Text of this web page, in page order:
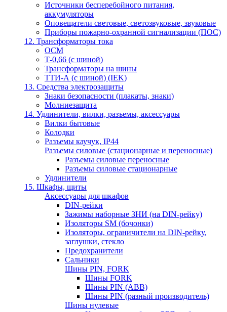
Источники бесперебойного питания,
аккумуляторы
Оповещатели световые, светозвуковые, звуковые
Приборы пожарно-охранной сигнализации (ПОС)
12. Трансформаторы тока
ОСМ
Т-0,66 (с шиной)
Трансформаторы на шины
ТТИ-А (с шиной) (IEK)
13. Средства электрозащиты
Знаки безопасности (плакаты, знаки)
Молниезащита
14. Удлинители, вилки, разъемы, аксессуары
Вилки бытовые
Колодки
Разъемы каучук, IP44
Разъемы силовые (стационарные и переносные)
Разъемы силовые переносные
Разъемы силовые стационарные
Удлинители
15. Шкафы, щиты
Аксессуары для шкафов
DIN-рейки
Зажимы наборные ЗНИ (на DIN-рейку)
Изоляторы SM (бочонки)
Изоляторы, ограничители на DIN-рейку,
заглушки, стекло
Предохранители
Сальники
Шины PIN, FORK
Шины FORK
Шины PIN (АВВ)
Шины PIN (разный производитель)
Шины нулевые